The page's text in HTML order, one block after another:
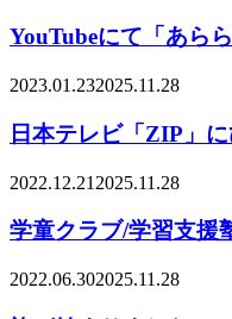
ョ
YouTubeにて「あら
2023.01.232025.11.28
日本テレビ「ZIP」
2022.12.21 2025.11.28
学童クラブ/学習支援
2022.06.302025.11.28